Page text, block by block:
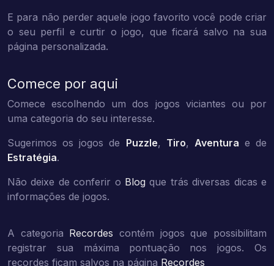
E para não perder aquele jogo favorito você pode criar
o seu perfil e curtir o jogo, que ficará salvo na sua
página personalizada.
Comece por aqui
Comece escolhendo um dos jogos viciantes ou por
uma categoria do seu interesse.
Sugerimos os jogos de Puzzle, Tiro, Aventura e de
Estratégia.
Não deixe de conferir o Blog que trás diversas dicas e
informações de jogos.
A categoria Recordes contém jogos que possibilitam
registrar sua máxima pontuação nos jogos. Os
recordes ficam salvos na página Recordes